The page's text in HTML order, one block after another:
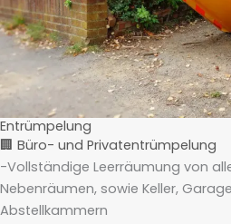
Entrümpelung
🏢 Büro- und Privatentrümpelung
-Vollständige Leerräumung von
Nebenräumen, sowie Keller,
Abstellkammern